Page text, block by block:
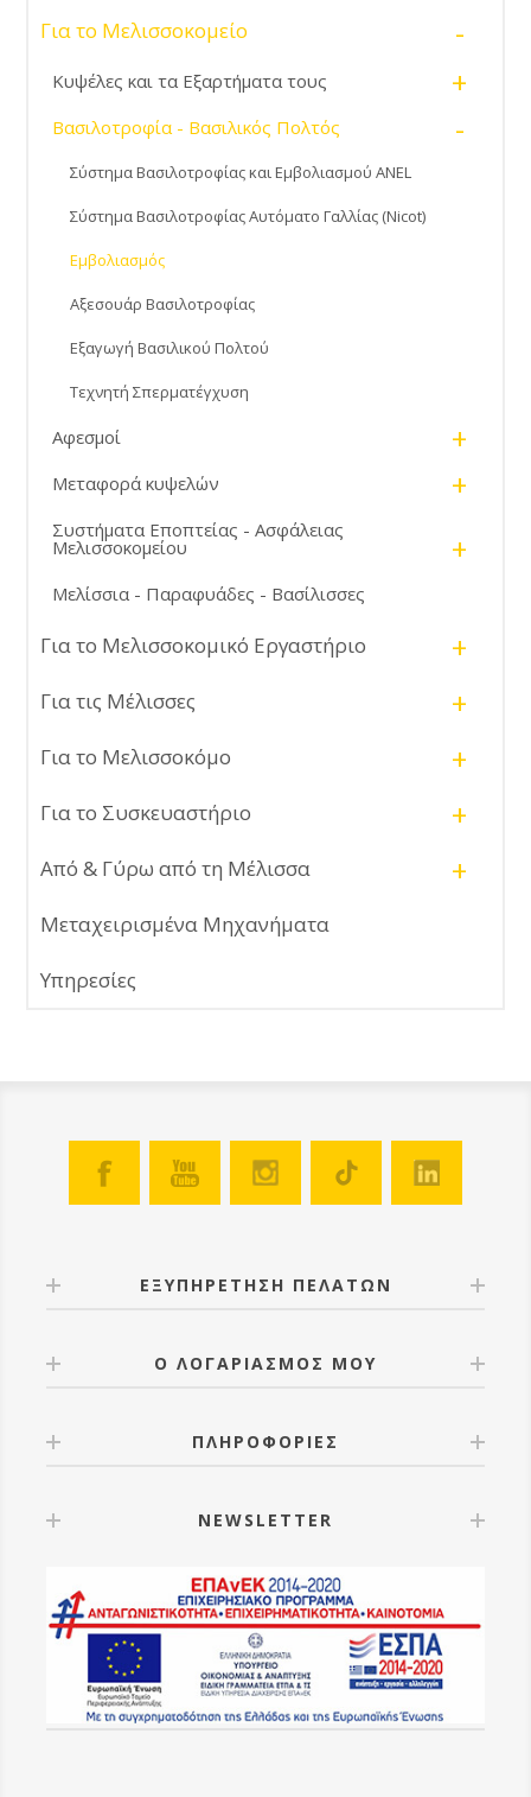
Για το Μελισσοκομείο -
Κυψέλες και τα Εξαρτήματα τους +
Βασιλοτροφία - Βασιλικός Πολτός -
Σύστημα Βασιλοτροφίας και Εμβολιασμού ANEL
Σύστημα Βασιλοτροφίας Αυτόματο Γαλλίας (Nicot)
Εμβολιασμός
Αξεσουάρ Βασιλοτροφίας
Εξαγωγή Βασιλικού Πολτού
Τεχνητή Σπερματέγχυση
Αφεσμοί +
Μεταφορά κυψελών +
Συστήματα Εποπτείας - Ασφάλειας
Μελισσοκομείου +
Μελίσσια - Παραφυάδες - Βασίλισσες
Για το Μελισσοκομικό Εργαστήριο +
Για τις Μέλισσες +
Για το Μελισσοκόμο +
Για το Συσκευαστήριο +
Από & Γύρω από τη Μέλισσα +
Μεταχειρισμένα Μηχανήματα
Υπηρεσίες
ΕΞΥΠΗΡΕΤΗΣΗ ΠΕΛΑΤΩΝ
Ο ΛΟΓΑΡΙΑΣΜΟΣ ΜΟΥ
ΠΛΗΡΟΦΟΡΙΕΣ
NEWSLETTER